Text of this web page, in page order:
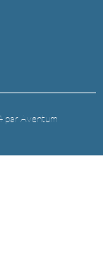
par Aventum